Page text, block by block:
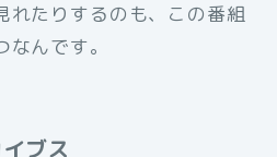
れたりするのも、この番組
んです。
ブス